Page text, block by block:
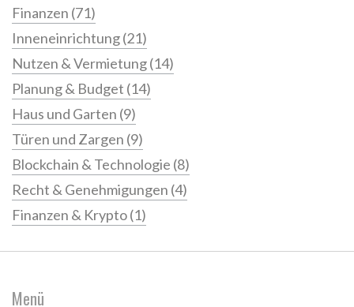
Finanzen (71)
Inneneinrichtung(21)
Nutzen & Vermietung(14)
Planung & Budget (14)
Haus und Garten (9)
Türen und Zargen (9)
Blockchain & Technologie (8)
Recht & Genehmigungen (4)
Finanzen & Krypto(1)
Menü